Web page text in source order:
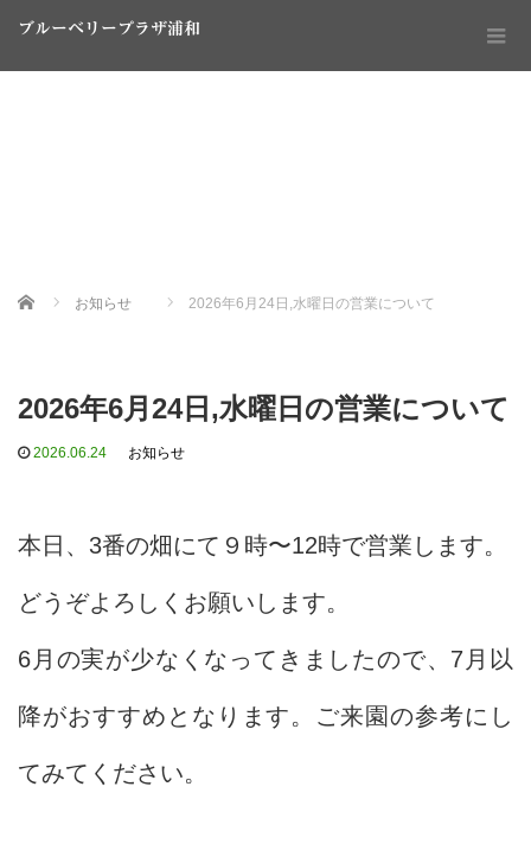
ブルーベリープラザ浦和
Home お知らせ 2026年6月24日,水曜日の営業について
2026年6月24日,水曜日の営業について
2026.06.24 お知らせ
本日、3番の畑にて９時〜12時で営業します。
どうぞよろしくお願いします。
6月の実が少なくなってきましたので、7月以
降がおすすめとなります。ご来園の参考にし
てみてください。